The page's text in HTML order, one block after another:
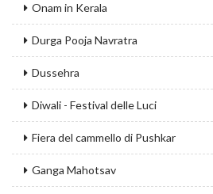
Onam in Kerala
Durga Pooja Navratra
Dussehra
Diwali - Festival delle Luci
Fiera del cammello di Pushkar
Ganga Mahotsav